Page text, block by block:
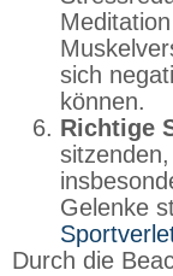
sich
können.
Richtige
Gelenke
Durch die